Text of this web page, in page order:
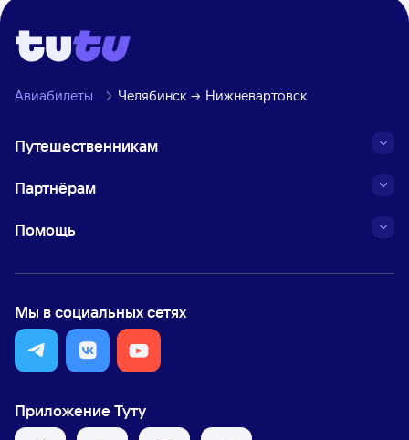
Авиабилеты Челябинск Нижневартовск
Путешественникам
Партнёрам
Помощь
Мы в социальных сетях
Приложение Туту